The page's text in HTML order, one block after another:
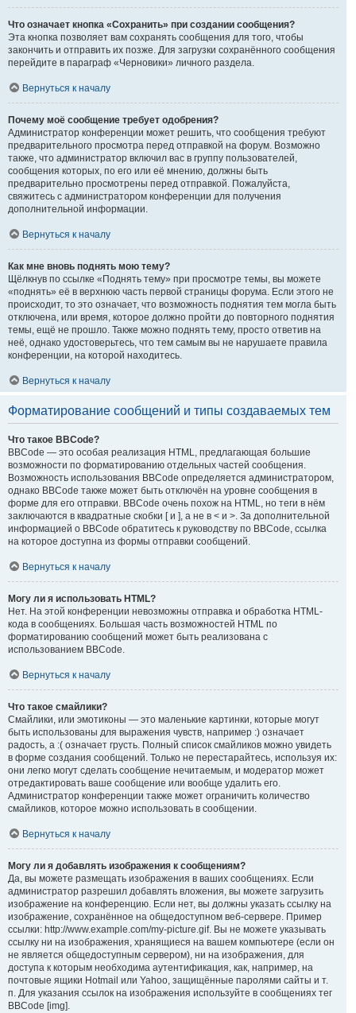
Что означает кнопка «Сохранить» при создании сообщения?
Эта кнопка позволяет вам сохранять сообщения для того, чтобы
закончить и отправить их позже. Для загрузки сохранённого сообщения
перейдите в параграф «Черновики» личного раздела.
Вернуться к началу
Почему моё сообщение требует одобрения?
Администратор конференции может решить, что сообщения требуют
предварительного просмотра перед отправкой на форум. Возможно
также, что администратор включил вас в группу пользователей,
сообщения которых, по его или её мнению, должны быть
предварительно просмотрены перед отправкой. Пожалуйста,
свяжитесь с администратором конференции для получения
дополнительной информации.
Вернуться к началу
Как мне вновь поднять мою тему?
Щёлкнув по ссылке «Поднять тему» при просмотре темы, вы можете
«поднять» её в верхнюю часть первой страницы форума. Если этого не
происходит, то это означает, что возможность поднятия тем могла быть
отключена, или время, которое должно пройти до повторного поднятия
темы, ещё не прошло. Также можно поднять тему, просто ответив на
неё, однако удостоверьтесь, что тем самым вы не нарушаете правила
конференции, на которой находитесь.
Вернуться к началу
Форматирование сообщений и типы создаваемых тем
Что такое BBCode?
BBCode — это особая реализация HTML, предлагающая большие
возможности по форматированию отдельных частей сообщения.
Возможность использования BBCode определяется администратором,
однако BBCode также может быть отключён на уровне сообщения в
форме для его отправки. BBCode очень похож на HTML, но теги в нём
заключаются в квадратные скобки [ и ], а не в < и >. За дополнительной
информацией о BBCode обратитесь к руководству по BBCode, ссылка
на которое доступна из формы отправки сообщений.
Вернуться к началу
Могу ли я использовать HTML?
Нет. На этой конференции невозможны отправка и обработка HTML-
кода в сообщениях. Большая часть возможностей HTML по
форматированию сообщений может быть реализована с
использованием BBCode.
Вернуться к началу
Что такое смайлики?
Смайлики, или эмотиконы — это маленькие картинки, которые могут
быть использованы для выражения чувств, например :) означает
радость, а :( означает грусть. Полный список смайликов можно увидеть
в форме создания сообщений. Только не перестарайтесь, используя их:
они легко могут сделать сообщение нечитаемым, и модератор может
отредактировать ваше сообщение или вообще удалить его.
Администратор конференции также может ограничить количество
смайликов, которое можно использовать в сообщении.
Вернуться к началу
Могу ли я добавлять изображения к сообщениям?
Да, вы можете размещать изображения в ваших сообщениях. Если
администратор разрешил добавлять вложения, вы можете загрузить
изображение на конференцию. Если нет, вы должны указать ссылку на
изображение, сохранённое на общедоступном веб-сервере. Пример
ссылки: http://www.example.com/my-picture.gif. Вы не можете указывать
ссылку ни на изображения, хранящиеся на вашем компьютере (если он
не является общедоступным сервером), ни на изображения, для
доступа к которым необходима аутентификация, как, например, на
почтовые ящики Hotmail или Yahoo, защищённые паролями сайты и т.
п. Для указания ссылок на изображения используйте в сообщениях тег
BBCode [img].